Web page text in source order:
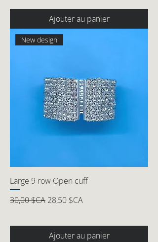
Ajouter au panier
New design
Large 9 row Open cuff
Prix original
30,00 $CA Prix promotionnel
28,50 $CA
Ajouter au panier